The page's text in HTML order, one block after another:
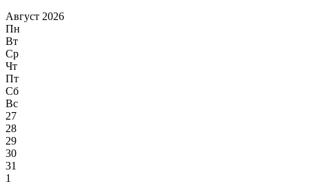
Август 2026
Пн
Вт
Ср
Чт
Пт
Сб
Вс
27
28
29
30
31
1